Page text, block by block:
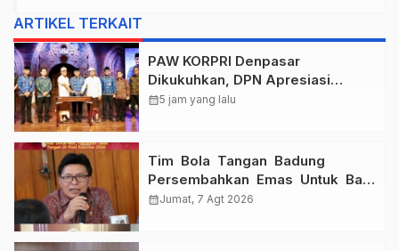
ARTIKEL TERKAIT
PAW KORPRI Denpasar
Dikukuhkan, DPN Apresiasi
“Sembagi Arutala” untuk Lindungi
calendar_month5 jam yang lalu
Tim Bola Tangan Badung
Persembahkan Emas Untuk Bali
, Taklukkan Jawa Tengah Di
calendar_monthJumat, 7 Agt 2026